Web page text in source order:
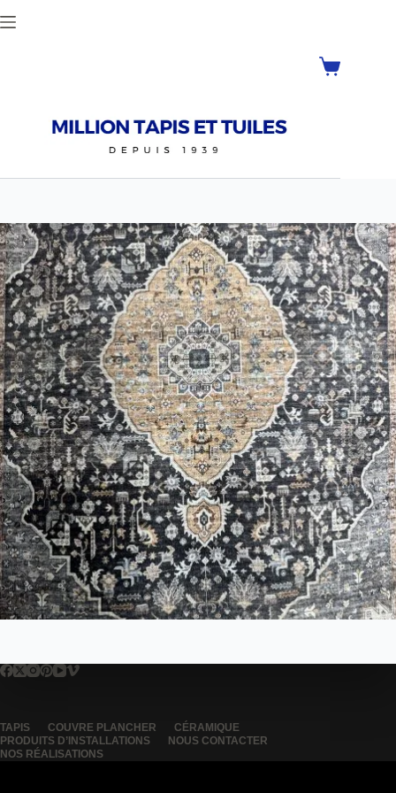
TAPIS COUVRE PLANCHER
CÉRAMIQUE
PRODUITS D’INSTALLATIONS
NOUS CONTACTER
NOS RÉALISATIONS